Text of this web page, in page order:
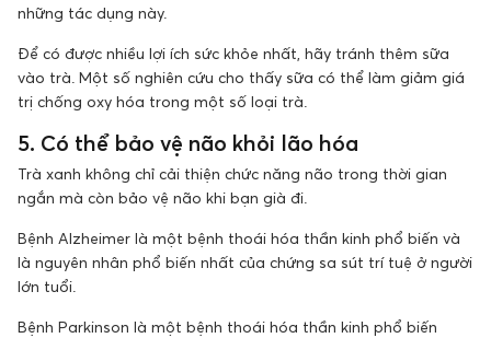
những tác dụng này.
Để có được nhiều lợi ích sức khỏe nhất, hãy tránh thêm sữa
vào trà. Một số nghiên cứu cho thấy sữa có thể làm giảm giá
trị chống oxy hóa trong một số loại trà.
5. Có thể bảo vệ não khỏi lão hóa
Trà xanh không chỉ cải thiện chức năng não trong thời gian
ngắn mà còn bảo vệ não khi bạn già đi.
Bệnh Alzheimer là một bệnh thoái hóa thần kinh phổ biến và
là nguyên nhân phổ biến nhất của chứng sa sút trí tuệ ở người
lớn tuổi.
Bệnh Parkinson là một bệnh thoái hóa thần kinh phổ biến